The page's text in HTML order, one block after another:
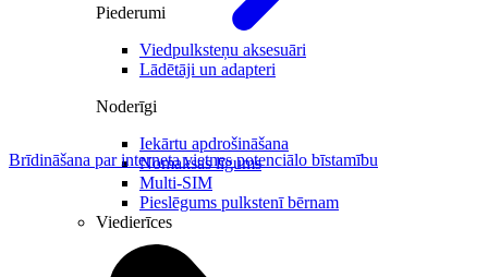
Piederumi
Viedpulksteņu aksesuāri
Lādētāji un adapteri
Noderīgi
Iekārtu apdrošināšana
Nomaksas līgums
Multi-SIM
Pieslēgums pulkstenī bērnam
Viedierīces
Brīdināšana par interneta vietnes potenciālo bīstamību